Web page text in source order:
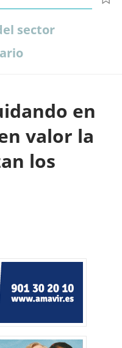
sector
en
valor la
los